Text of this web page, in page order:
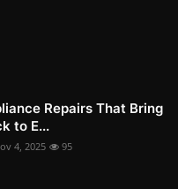
Repairs That Bring
to E...
4, 2025 95